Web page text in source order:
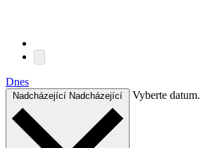
Dnes
Nadcházející Nadcházející Vyberte datum.